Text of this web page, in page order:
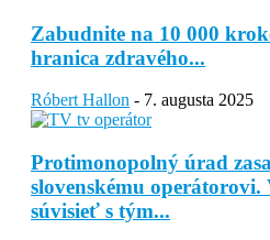
Zabudnite na 10 000
hranica zdravého...
Róbert Hallon - 7. augusta 2025
Protimonopolný úrad
slovenskému operátorovi.
súvisieť s tým...